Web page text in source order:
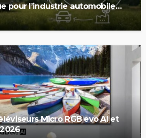
pour l’industrie automobile
Micro RGB evo AI et